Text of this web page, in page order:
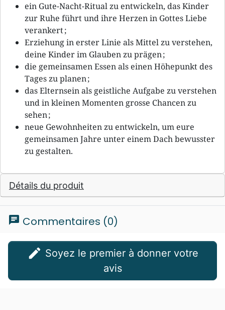
ein Gute-Nacht-Ritual zu entwickeln, das Kinder
zur Ruhe führt und ihre Herzen in Gottes Liebe
verankert ;
Erziehung in erster Linie als Mittel zu verstehen,
deine Kinder im Glauben zu prägen ;
die gemeinsamen Essen als einen Höhepunkt des
Tages zu planen ;
das Elternsein als geistliche Aufgabe zu verstehen
und in kleinen Momenten grosse Chancen zu
sehen ;
neue Gewohnheiten zu entwickeln, um eure
gemeinsamen Jahre unter einem Dach bewusster
zu gestalten.
Détails du produit
chat Commentaires (0)
edit
avis